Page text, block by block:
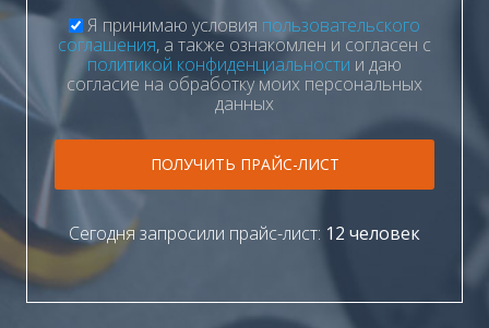
Я принимаю условия пользовательского
соглашения, а также ознакомлен и согласен с
политикой конфиденциальности и даю
согласие на обработку моих персональных
данных
ПОЛУЧИТЬ ПРАЙС-ЛИСТ
Сегодня запросили прайс-лист: 12 человек